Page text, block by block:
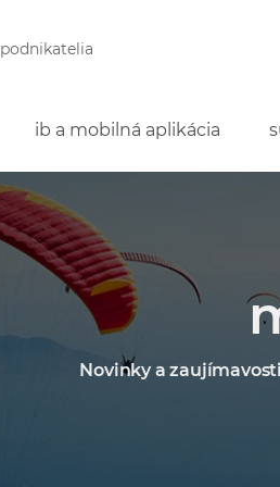
podnikatelia
ib a mobilná aplikácia
Novinky a